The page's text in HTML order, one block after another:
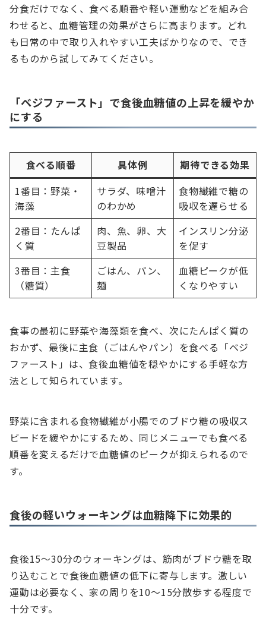
分食だけでなく、食べる順番や軽い運動などを組み合
わせると、血糖管理の効果がさらに高まります。どれ
も日常の中で取り入れやすい工夫ばかりなので、でき
るものから試してみてください。
「ベジファースト」で食後血糖値の上昇を緩やか
にする
食べる順番 具体例
期待できる効果
1番目：野菜・
海藻
サラダ、味噌汁
のわかめ
食物繊維で糖の
吸収を遅らせる
2番目：たんぱ
く質
肉、魚、卵、大
豆製品
インスリン分泌
を促す
3番目：主食
（糖質）
ごはん、パン、
麺
血糖ピークが低
くなりやすい
食事の最初に野菜や海藻類を食べ、次にたんぱく質の
おかず、最後に主食（ごはんやパン）を食べる「ベジ
ファースト」は、食後血糖値を穏やかにする手軽な方
法として知られています。
野菜に含まれる食物繊維が小腸でのブドウ糖の吸収ス
ピードを緩やかにするため、同じメニューでも食べる
順番を変えるだけで血糖値のピークが抑えられるので
す。
食後の軽いウォーキングは血糖降下に効果的
食後15〜30分のウォーキングは、筋肉がブドウ糖を取
り込むことで食後血糖値の低下に寄与します。激しい
運動は必要なく、家の周りを10〜15分散歩する程度で
十分です。